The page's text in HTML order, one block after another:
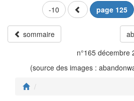
-10 page 125
sommaire
n°165 décembre
(source des images :